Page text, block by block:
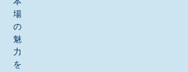
場
の
魅
力
を